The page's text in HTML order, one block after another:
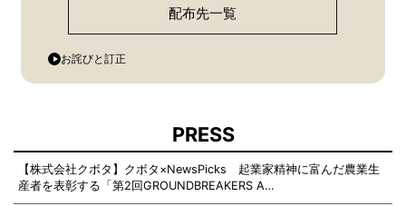
配布先一覧
お詫びと訂正
PRESS
【株式会社クボタ】クボタ×NewsPicks 起業家精神に富んだ農業生
産者を表彰する「第2回GROUNDBREAKERS A…